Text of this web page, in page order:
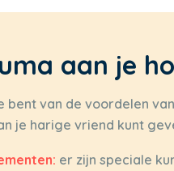
aan je
bent van de voordelen
je harige vriend kunt
er zijn speciale